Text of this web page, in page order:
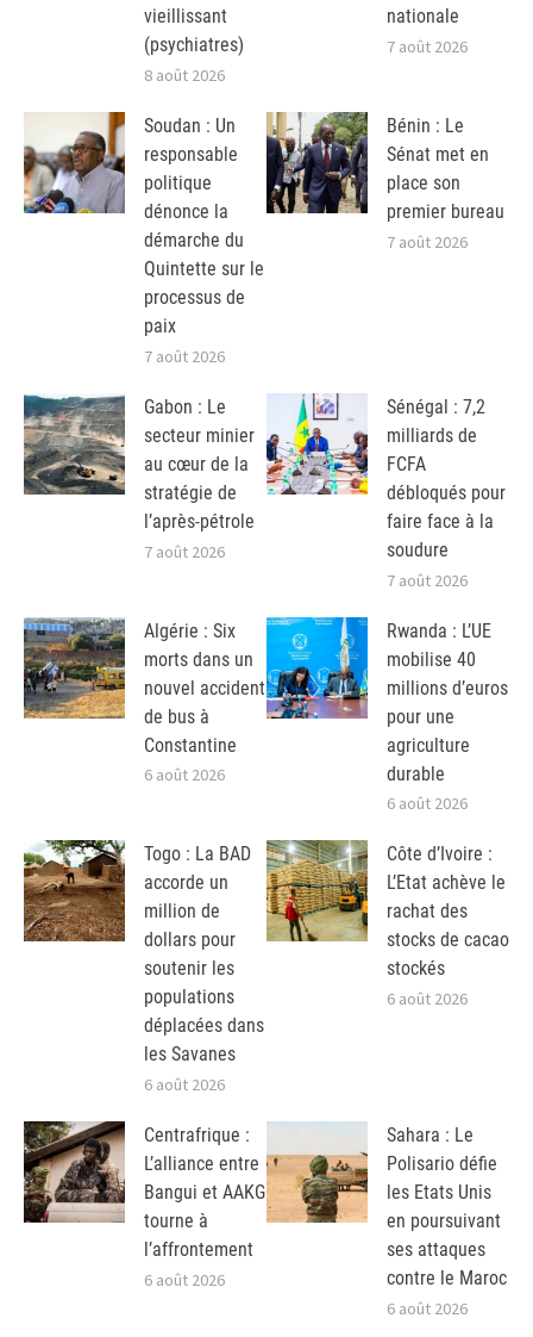
vieillissant
(psychiatres)
8 août 2026
nationale
7 août 2026
Soudan : Un
responsable
politique
dénonce la
démarche du
Quintette sur le
processus de
paix
7 août 2026
Bénin : Le
Sénat met en
place son
premier bureau
7 août 2026
Gabon : Le
secteur minier
au cœur de la
stratégie de
l’après-pétrole
7 août 2026
Sénégal : 7,2
milliards de
FCFA
débloqués pour
faire face à la
soudure
7 août 2026
Algérie : Six
morts dans un
nouvel accident
de bus à
Constantine
6 août 2026
Rwanda : L’UE
mobilise 40
millions d’euros
pour une
agriculture
durable
6 août 2026
Togo : La BAD
accorde un
million de
dollars pour
soutenir les
populations
déplacées dans
les Savanes
6 août 2026
Côte d’Ivoire :
L’Etat achève le
rachat des
stocks de cacao
stockés
6 août 2026
Centrafrique :
L’alliance entre
Bangui et AAKG
tourne à
l’affrontement
6 août 2026
Sahara : Le
Polisario défie
les Etats Unis
en poursuivant
ses attaques
contre le Maroc
6 août 2026